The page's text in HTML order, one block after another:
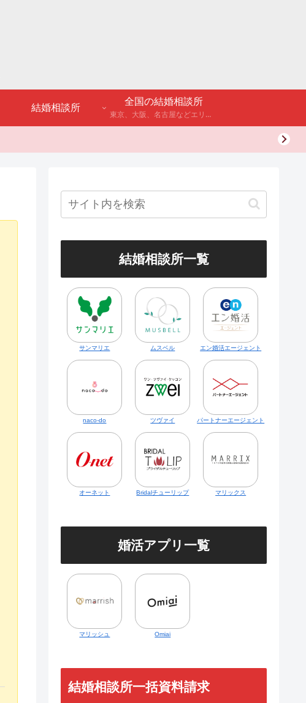
結婚相談所
全国の結婚相談所
東京、大阪、名古屋などエリア別のアンケート調査や結婚相談所・婚活パーティーの体験談などを公開。
結婚相談所一覧
サンマリエ ムスベル エン婚活エージェント
naco-do ツヴァイ パートナーエージェント
オーネット Bridalチューリップ マリックス
婚活アプリ一覧
マリッシュ Omiai
結婚相談所一括資料請求